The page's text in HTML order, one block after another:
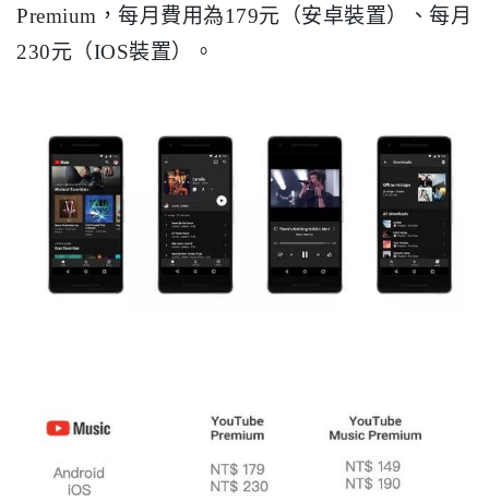
Premium，每月費用為179元（安卓裝置）、每月
230元（IOS裝置）。